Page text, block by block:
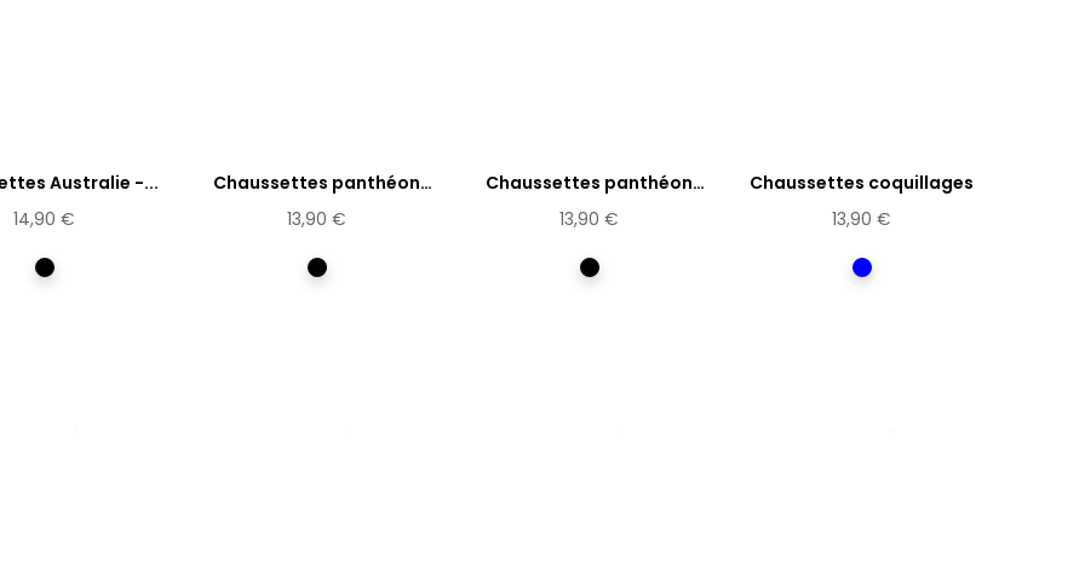
Australie -...
14,90 €
Multicolore
Chaussettes panthéon
Marie...
13,90 €
Multicolore
Chaussettes panthéon
Frida...
13,90 €
Multicolore
Chaussettes coquillages
13,90 €
Bleu